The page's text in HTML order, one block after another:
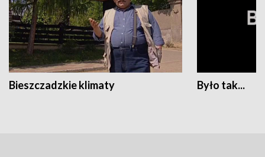
Bieszczadzkie klimaty Było tak...